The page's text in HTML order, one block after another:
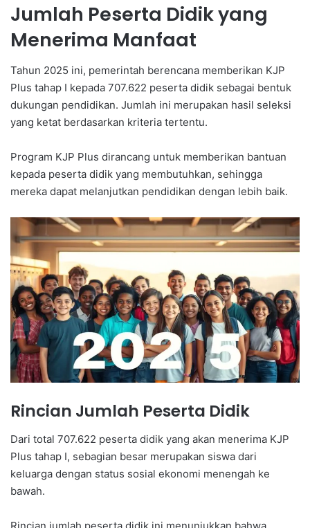
Jumlah Peserta Didik yang
Menerima Manfaat
Tahun 2025 ini, pemerintah berencana memberikan KJP
Plus tahap I kepada 707.622 peserta didik sebagai bentuk
dukungan pendidikan. Jumlah ini merupakan hasil seleksi
yang ketat berdasarkan kriteria tertentu.
Program KJP Plus dirancang untuk memberikan bantuan
kepada peserta didik yang membutuhkan, sehingga
mereka dapat melanjutkan pendidikan dengan lebih baik.
Rincian Jumlah Peserta Didik
Dari total 707.622 peserta didik yang akan menerima KJP
Plus tahap I, sebagian besar merupakan siswa dari
keluarga dengan status sosial ekonomi menengah ke
bawah.